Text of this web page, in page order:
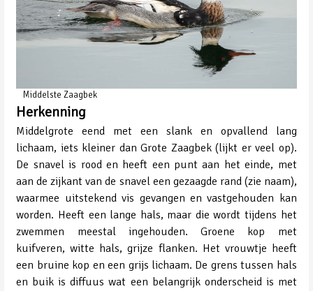
Middelste Zaagbek
Herkenning
Middelgrote eend met een slank en opvallend lang
lichaam, iets kleiner dan Grote Zaagbek (lijkt er veel op).
De snavel is rood en heeft een punt aan het einde, met
aan de zijkant van de snavel een gezaagde rand (zie naam),
waarmee uitstekend vis gevangen en vastgehouden kan
worden. Heeft een lange hals, maar die wordt tijdens het
zwemmen meestal ingehouden. Groene kop met
kuifveren, witte hals, grijze flanken. Het vrouwtje heeft
een bruine kop en een grijs lichaam. De grens tussen hals
en buik is diffuus wat een belangrijk onderscheid is met